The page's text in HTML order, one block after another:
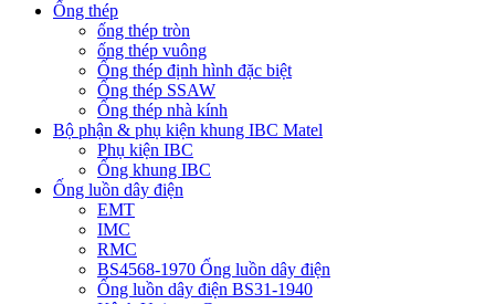
Ống thép
ống thép tròn
ống thép vuông
Ống thép định hình đặc biệt
Ống thép SSAW
Ống thép nhà kính
Bộ phận & phụ kiện khung IBC Matel
Phụ kiện IBC
Ống khung IBC
Ống luồn dây điện
EMT
IMC
RMC
BS4568-1970 Ống luồn dây điện
Ống luồn dây điện BS31-1940